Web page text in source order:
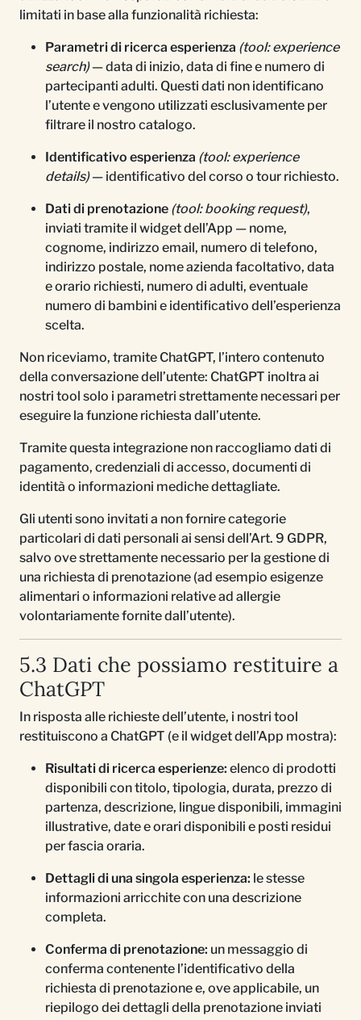
limitati in base alla funzionalità richiesta:
Parametri di ricerca esperienza (tool: experience
search)— data di inizio, data di fine e numero di
partecipanti adulti. Questi dati non identificano
l’utente e vengono utilizzati esclusivamente per
filtrare il nostro catalogo.
Identificativo esperienza (tool: experience
details)— identificativo del corso o tour richiesto.
Dati di prenotazione (tool: booking request),
inviati tramite il widget dell’App — nome,
cognome, indirizzo email, numero di telefono,
indirizzo postale, nome azienda facoltativo, data
e orario richiesti, numero di adulti, eventuale
numero di bambini e identificativo dell’esperienza
scelta.
Non riceviamo, tramite ChatGPT, l’intero contenuto
della conversazione dell’utente: ChatGPT inoltra ai
nostri tool solo i parametri strettamente necessari per
eseguire la funzione richiesta dall’utente.
Tramite questa integrazione non raccogliamo dati di
pagamento, credenziali di accesso, documenti di
identità o informazioni mediche dettagliate.
Gli utenti sono invitati a non fornire categorie
particolari di dati personali ai sensi dell’Art. 9 GDPR,
salvo ove strettamente necessario per la gestione di
una richiesta di prenotazione (ad esempio esigenze
alimentari o informazioni relative ad allergie
volontariamente fornite dall’utente).
5.3 Dati che possiamo restituire a
ChatGPT
In risposta alle richieste dell’utente, i nostri tool
restituiscono a ChatGPT (e il widget dell’App mostra):
Risultati di ricerca esperienze: elenco di prodotti
disponibili con titolo, tipologia, durata, prezzo di
partenza, descrizione, lingue disponibili, immagini
illustrative, date e orari disponibili e posti residui
per fascia oraria.
Dettagli di una singola esperienza: le stesse
informazioni arricchite con una descrizione
completa.
Conferma di prenotazione: un messaggio di
conferma contenente l’identificativo della
richiesta di prenotazione e, ove applicabile, un
riepilogo dei dettagli della prenotazione inviati